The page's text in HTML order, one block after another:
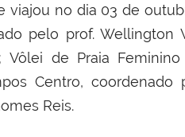
viajou no dia 03 de
pelo prof. Wellington
Vôlei de Praia
Centro, coordenado
Reis.